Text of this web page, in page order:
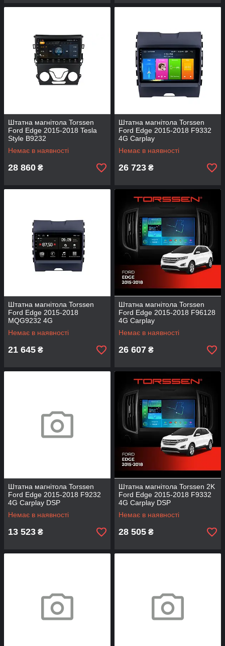
Штатна магнітола Torssen
Ford Edge 2015-2018 Tesla
Style B9232
Немає в наявності
28 860 ₴
Штатна магнітола Torssen
Ford Edge 2015-2018 F9332
4G Carplay
Немає в наявності
26 723 ₴
Штатна магнітола Torssen
Ford Edge 2015-2018
MQG9232 4G
Немає в наявності
21 645 ₴
Штатна магнітола Torssen
Ford Edge 2015-2018 F96128
4G Carplay
Немає в наявності
26 607 ₴
Штатна магнітола Torssen
Ford Edge 2015-2018 F9232
4G Carplay DSP
Немає в наявності
13 523 ₴
Штатна магнітола Torssen 2K
Ford Edge 2015-2018 F9332
4G Carplay DSP
Немає в наявності
28 505 ₴